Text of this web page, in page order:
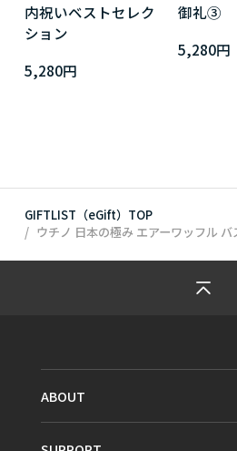
内祝いベストセレク
ション
5,280円
御礼③
5,280円
GIFTLIST（eGift）TOP
ウチノ 日本の極み エアーワッフル バ
ABOUT